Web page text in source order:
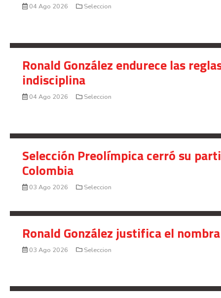
04 Ago 2026 Seleccion
Ronald González endurece las
indisciplina
04 Ago 2026 Seleccion
Selección Preolímpica cerró su
Colombia
03 Ago 2026 Seleccion
Ronald González justifica el
03 Ago 2026 Seleccion